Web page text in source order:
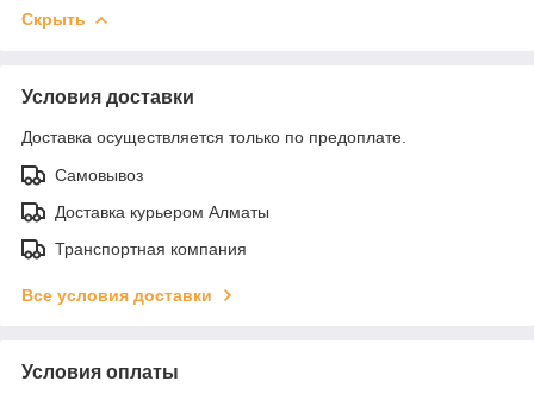
Скрыть
Условия доставки
Доставка осуществляется только по предоплате.
Самовывоз
Доставка курьером Алматы
Транспортная компания
Все условия доставки
Условия оплаты